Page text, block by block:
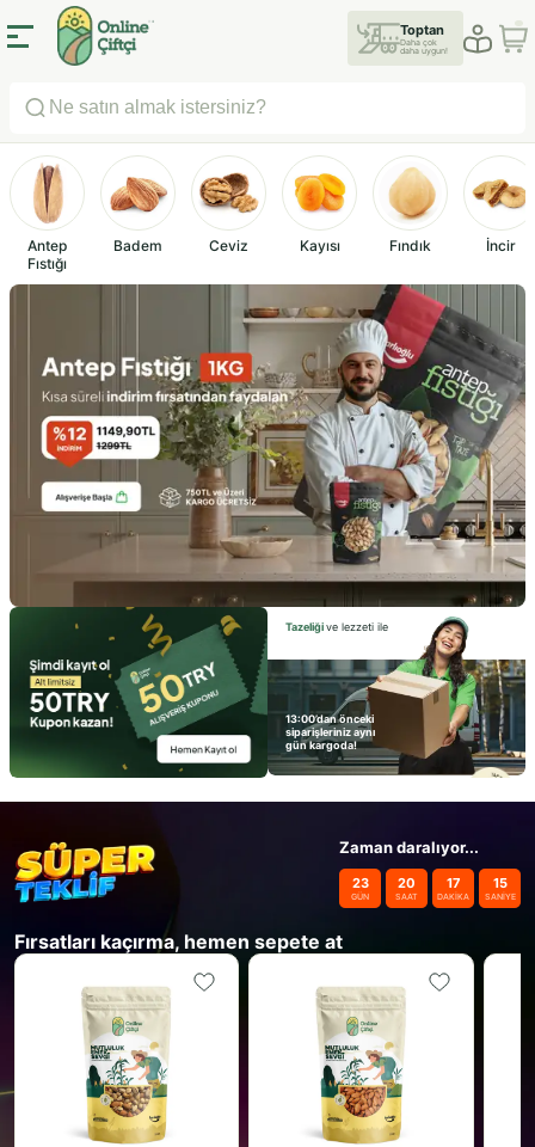
Toptan
Daha çok
daha uygun!
Antep
Fıstığı
Badem Ceviz Kayısı Fındık İncir
Tazeliğive lezzeti ile
13:00’dan önceki
siparişleriniz aynı
gün kargoda!
Zaman daralıyor...
23
GÜN
20
SAAT
17
DAKİKA
15
SANİYE
Fırsatları kaçırma, hemen sepete at